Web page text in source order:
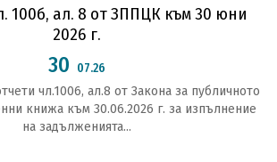
100б, ал. 8 от ЗППЦК към 30 юни
2026 г.
30 07.26
чл.1006, ал.8 от Закона за публичното
книжа към 30.06.2026 г. за изпълнение
на задълженията...